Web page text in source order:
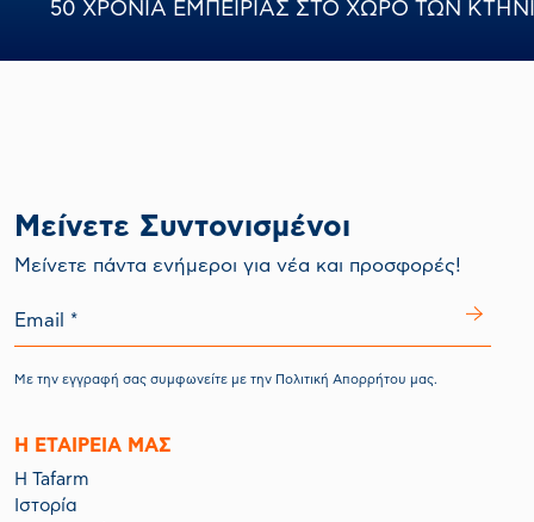
50 ΧΡΟΝΙΑ ΕΜΠΕΙΡΙΑΣ ΣΤΟ ΧΩΡΟ ΤΩΝ
Μείνετε Συντονισμένοι
Mείνετε πάντα ενήμεροι για νέα και προσφορές!
Με την εγγραφή σας συμφωνείτε με την Πολιτική Απορρήτου μας.
Η ΕΤΑΙΡΕΙΑ ΜΑΣ
Η Tafarm
Ιστορία